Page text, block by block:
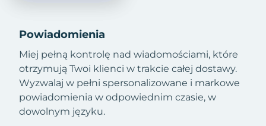
Powiadomienia
Miej pełną kontrolę nad wiadomościami, które
otrzymują Twoi klienci w trakcie całej dostawy.
Wyzwalaj w pełni spersonalizowane i markowe
powiadomienia w odpowiednim czasie, w
dowolnym języku.